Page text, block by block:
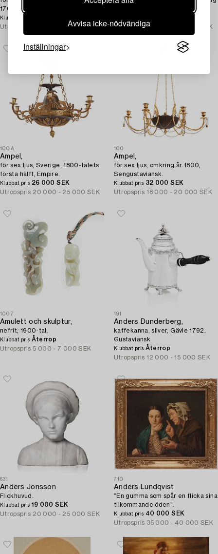
Avvisa icke-nödvändiga
Inställningar
1700-tal.
Klubbat pris
Utropspris
75 000 - 100 000 SEK
Utropspris 30 000 - 35 000 SEK
100A
Ampel,
för sex ljus, Sverige, 1800-talets
första hälft, Empire.
Klubbat pris 26 000 SEK
Utropspris 20 000 - 25 000 SEK
100
Ampel,
för sex ljus, omkring år 1800,
Sengustaviansk.
Klubbat pris 32 000 SEK
Utropspris 18 000 - 20 000 SEK
1007
Amulett och skulptur,
nefrit, 1900-tal.
Klubbat pris Återrop
Utropspris 5 000 - 7 000 SEK
191
Anders Dunderberg,
kaffekanna, silver, Gävle 1792.
Gustaviansk.
Klubbat pris Återrop
Utropspris 12 000 - 15 000 SEK
631
Anders Jönsson
Flickhuvud.
Klubbat pris 19 000 SEK
Utropspris 20 000 - 25 000 SEK
710
Anders Lundqvist
”En gumma som spår en flicka sina
tilkommande öden”.
Klubbat pris 40 000 SEK
Utropspris 35 000 - 40 000 SEK